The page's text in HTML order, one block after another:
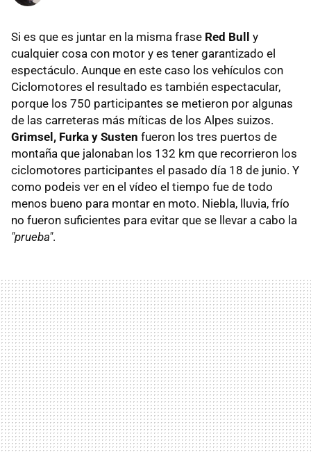
Si es que es juntar en la misma frase Red Bull y
cualquier cosa con motor y es tener garantizado el
espectáculo. Aunque en este caso los vehículos con
Ciclomotores el resultado es también espectacular,
porque los 750 participantes se metieron por algunas
de las carreteras más míticas de los Alpes suizos.
Grimsel, Furka y Susten fueron los tres puertos de
montaña que jalonaban los 132 km que recorrieron los
ciclomotores participantes el pasado día 18 de junio. Y
como podeis ver en el vídeo el tiempo fue de todo
menos bueno para montar en moto. Niebla, lluvia, frío
no fueron suficientes para evitar que se llevar a cabo la
"prueba".